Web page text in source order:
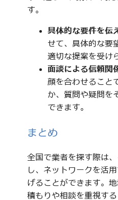
す。
具体的な要件を伝
せて、具体的な要
適切な提案を受け
面談による信頼関
顔を合わせること
か、質問や疑問を
できます。
まとめ
全国で業者を探す際は
し、ネットワークを活
げることができます。
積もりや相談を重視す